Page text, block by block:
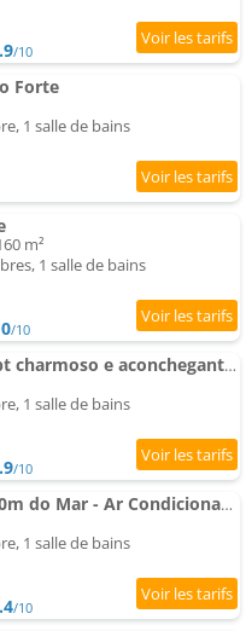
/10
Forte
1 salle de bains
m²
1 salle de bains
/10
Passos do Mar - Apt charmoso e aconchegante 200m Praia do Forte, Cabo Frio
1 salle de bains
/10
Praia do Forte - 120m do Mar - Ar Condicionado - excelente localização
1 salle de bains
/10